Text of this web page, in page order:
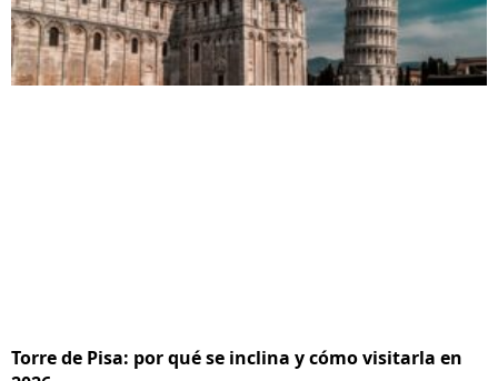
Torre de Pisa: por qué se inclina y cómo visitarla en